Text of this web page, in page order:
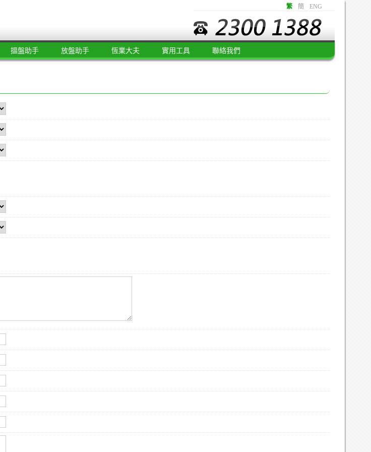
繁 簡 ENG
搵盤助手 放盤助手 恆業大夫 實用工具 聯絡我們